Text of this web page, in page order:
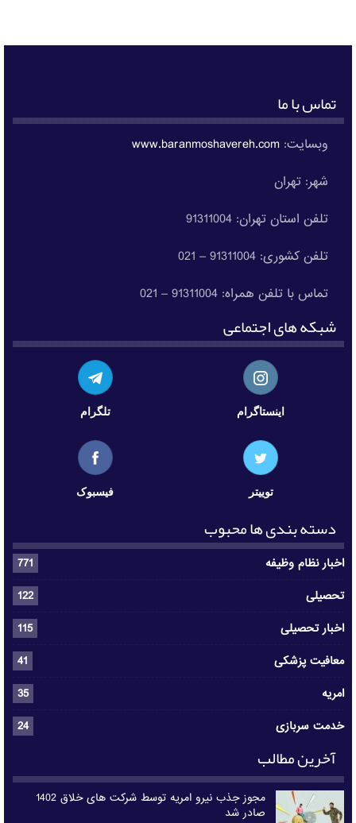
تماس با ما
وبسایت:www.baranmoshavereh.com
شهر: تهران
تلفن استان تهران: 91311004
تلفن کشوری: 91311004 – 021
تماس با تلفن همراه: 91311004 – 021
شبکه های اجتماعی
اینستاگرام تلگرام
توییتر فیسبوک
دسته بندی ها محبوب
اخبار نظام وظیفه
771
تحصیلی
122
اخبار تحصیلی
115
معافیت پزشکی
41
امریه
35
خدمت سربازی
24
آخرین مطالب
مجوز جذب نیرو امریه توسط شرکت های خلاق 1402
صادر شد